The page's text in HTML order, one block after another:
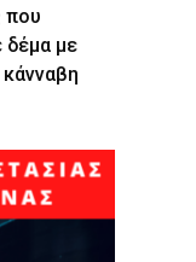
που
δέμα με
κάνναβη